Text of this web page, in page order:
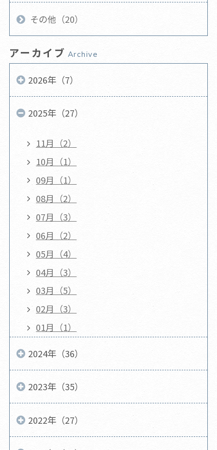
その他（20）
アーカイブ Archive
2026年（7）
2025年（27）
11月（2）
10月（1）
09月（1）
08月（2）
07月（3）
06月（2）
05月（4）
04月（3）
03月（5）
02月（3）
01月（1）
2024年（36）
2023年（35）
2022年（27）